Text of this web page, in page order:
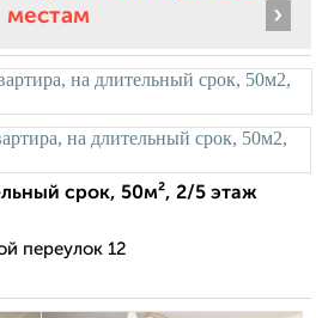
местам
›
срок, 50м², 2/5 этаж
переулок 12